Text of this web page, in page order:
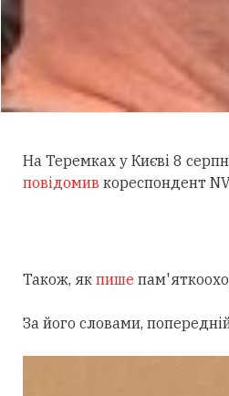
На Теремках у Києві 8
повідомив кореспондент
Також, як пише
За його словами,